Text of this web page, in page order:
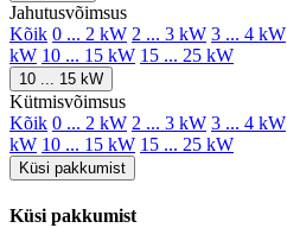
Jahutusvõimsus
Kõik 0 ... 2 kW 2 ... 3 kW 3 ... 4 kW
kW 10 ... 15 kW 15 ... 25 kW
10 ... 15 kW
Kütmisvõimsus
Kõik 0 ... 2 kW 2 ... 3 kW 3 ... 4 kW
kW 10 ... 15 kW 15 ... 25 kW
Küsi pakkumist
Küsi pakkumist